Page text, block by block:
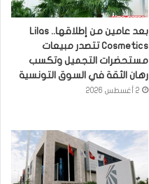
بعد عامين من إطلاقها.. Lilas
Cosmetics تتصدر مبيعات
مستحضرات التجميل وتكسب
رهان الثقة في السوق التونسية
2 أغسطس 2026